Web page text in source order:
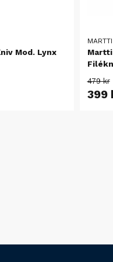
Mod. Lynx
479 kr
399